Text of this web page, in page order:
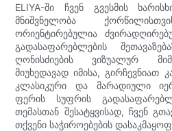
ELIYA-ში ჩვენ გვესმის
მნიშვნელობა
ორიენტირებულია
გადასაფარებლების
ღონისძიების ვიზუალურ
მიუხედავად იმისა,
კლასიკური და მარადიული
ფერის სუფრის
თემასთან შესატყვისად, ჩვენ
თქვენი საჭიროებების